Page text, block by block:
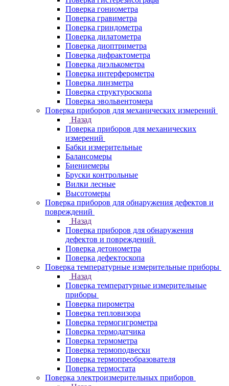
Поверка гониометра
Поверка гравиметра
Поверка гриндометра
Поверка дилатометра
Поверка диоптриметра
Поверка дифрактометра
Поверка диэлькометра
Поверка интерферометра
Поверка линзметра
Поверка структуроскопа
Поверка эвольвентомера
Поверка приборов для механических измерений
Назад
Поверка приборов для механических
измерений
Бабки измерительные
Балансомеры
Биениемеры
Бруски контрольные
Вилки лесные
Высотомеры
Поверка приборов для обнаружения дефектов и
повреждений
Назад
Поверка приборов для обнаружения
дефектов и повреждений
Поверка детонометра
Поверка дефектоскопа
Поверка температурные измерительные приборы
Назад
Поверка температурные измерительные
приборы
Поверка пирометра
Поверка тепловизора
Поверка термогигрометра
Поверка термодатчика
Поверка термометра
Поверка термоподвески
Поверка термопреобразователя
Поверка термостата
Поверка электроизмерительных приборов